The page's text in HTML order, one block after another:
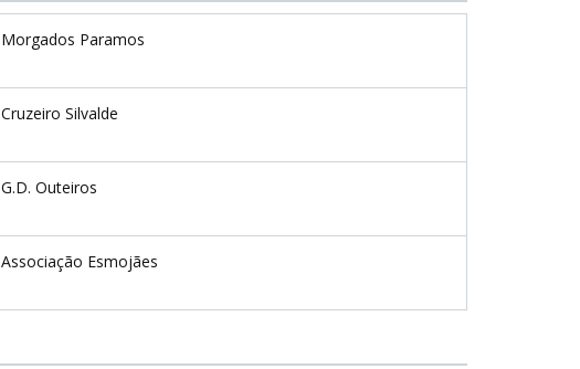
Morgados Paramos
Cruzeiro Silvalde
G.D. Outeiros
Associação Esmojães